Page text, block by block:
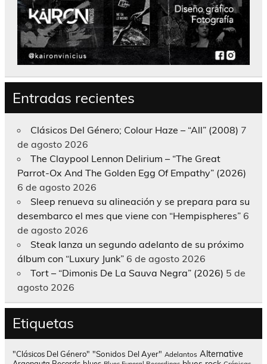
Entradas recientes
Clásicos Del Género; Colour Haze – “All” (2008) 7
de agosto 2026
The Claypool Lennon Delirium – “The Great
Parrot-Ox And The Golden Egg Of Empathy” (2026)
6 de agosto 2026
Sleep renueva su alineación y se prepara para su
desembarco el mes que viene con “Hempispheres” 6
de agosto 2026
Steak lanza un segundo adelanto de su próximo
álbum con “Luxury Junk” 6 de agosto 2026
Tort – “Dimonis De La Sauva Negra” (2026) 5 de
agosto 2026
Etiquetas
"Clásicos Del Género" "Sonidos Del Ayer" Adelantos Alternative